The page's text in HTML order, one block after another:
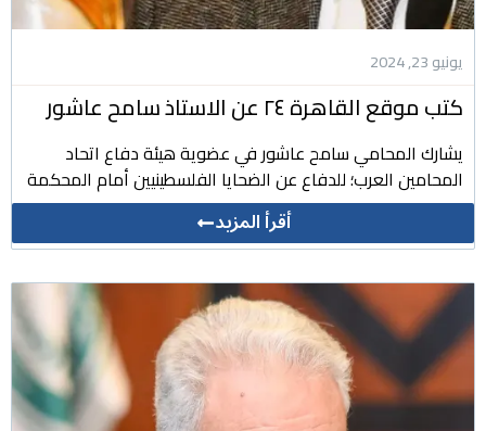
يونيو 23, 2024
كتب موقع القاهرة ٢٤ عن الاستاذ سامح عاشور
يشارك المحامي سامح عاشور في عضوية هيئة دفاع اتحاد
المحامين العرب؛ للدفاع عن الضحايا الفلسطينيين أمام المحكمة
أقرأ المزيد